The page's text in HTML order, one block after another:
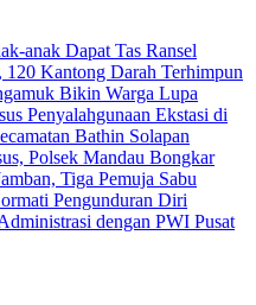
anak Dapat Tas Ransel
Kantong Darah Terhimpun
Bikin Warga Lupa
Penyalahgunaan Ekstasi di
Bathin Solapan
Polsek Mandau Bongkar
Tiga Pemuja Sabu
Pengunduran Diri
dengan PWI Pusat